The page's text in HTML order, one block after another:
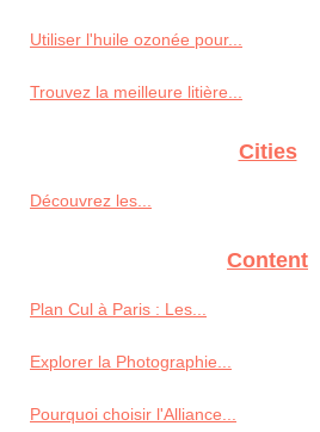
Utiliser l'huile ozonée pour...
Trouvez la meilleure litière...
Cities
Découvrez les...
Content
Plan Cul à Paris : Les...
Explorer la Photographie...
Pourquoi choisir l'Alliance...